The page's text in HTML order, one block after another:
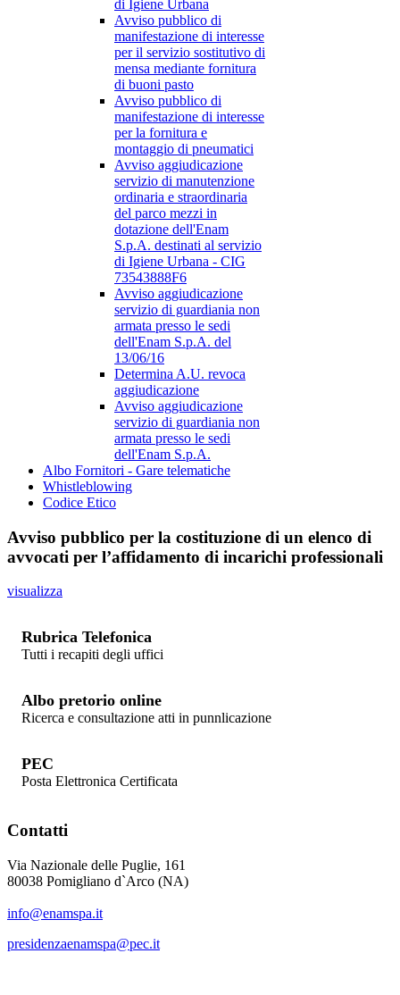
di Igiene Urbana
Avviso pubblico di
manifestazione di interesse
per il servizio sostitutivo di
mensa mediante fornitura
di buoni pasto
Avviso pubblico di
manifestazione di interesse
per la fornitura e
montaggio di pneumatici
Avviso aggiudicazione
servizio di manutenzione
ordinaria e straordinaria
del parco mezzi in
dotazione dell'Enam
S.p.A. destinati al servizio
di Igiene Urbana - CIG
73543888F6
Avviso aggiudicazione
servizio di guardiania non
armata presso le sedi
dell'Enam S.p.A. del
13/06/16
Determina A.U. revoca
aggiudicazione
Avviso aggiudicazione
servizio di guardiania non
armata presso le sedi
dell'Enam S.p.A.
Albo Fornitori - Gare telematiche
Whistleblowing
Codice Etico
Avviso pubblico per la costituzione di un elenco di
avvocati per l’affidamento di incarichi professionali
visualizza
Rubrica Telefonica
Tutti i recapiti degli uffici
Albo pretorio online
Ricerca e consultazione atti in punnlicazione
PEC
Posta Elettronica Certificata
Contatti
Via Nazionale delle Puglie, 161
80038 Pomigliano d`Arco (NA)
info@enamspa.it
presidenzaenamspa@pec.it